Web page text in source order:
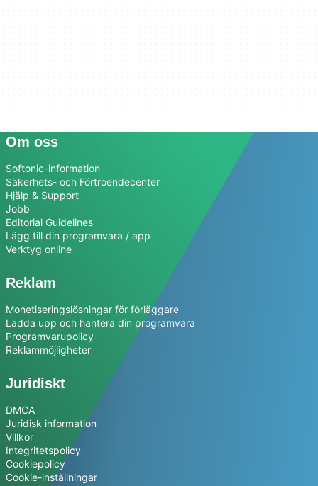
Om oss
Softonic-information
Säkerhets- och Förtroendecenter
Hjälp & Support
Jobb
Editorial Guidelines
Lägg till din programvara / app
Verktyg online
Reklam
Monetiseringslösningar för förläggare
Ladda upp och hantera din programvara
Programvarupolicy
Reklammöjligheter
Juridiskt
DMCA
Juridisk information
Villkor
Integritetspolicy
Cookiepolicy
Cookie-inställningar